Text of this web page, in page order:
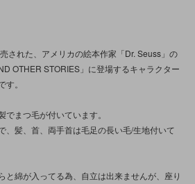
された、アメリカの絵本作家「Dr. Seuss」の
OTHER STORIES」に登場するキャラクター
。
まつ毛が付いています。
、髪、首、両手首は毛足の長い毛/生地付いて
と綿が入ってる為、自立は出来ませんが、座り